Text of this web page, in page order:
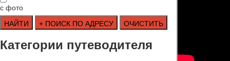
с фото
Категории путеводителя